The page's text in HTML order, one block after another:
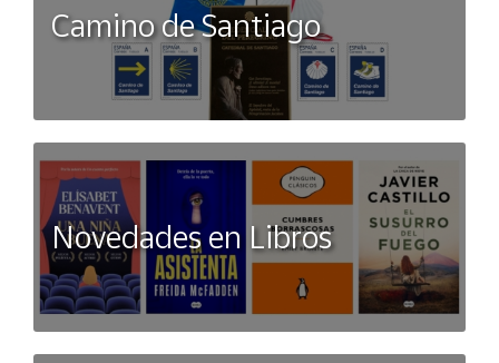
Camino de Santiago
Novedades en Libros